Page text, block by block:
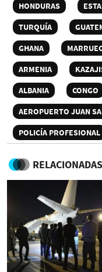
HONDURAS
TURQUÍA
GHANA
ARMENIA
ALBANIA
CONGO
AEROPUERTO JUAN
POLICÍA PROFESIONAL
RELACIONADAS